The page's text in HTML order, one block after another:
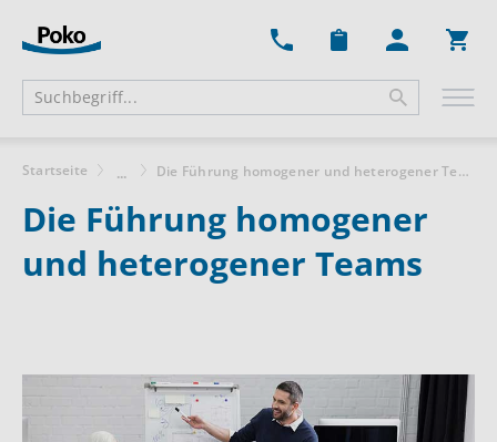
Startseite ... Die Führung homogener und heterogener Teams
Die Führung homogener
und heterogener Teams